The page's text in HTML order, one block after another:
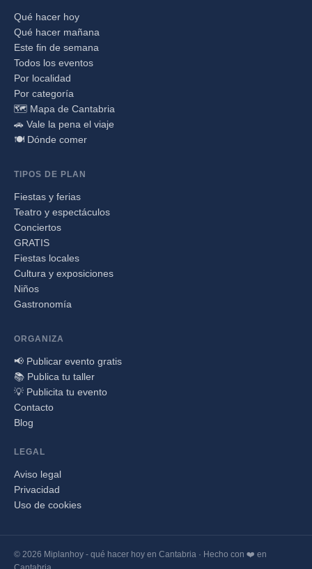
Qué hacer hoy
Qué hacer mañana
Este fin de semana
Todos los eventos
Por localidad
Por categoría
🗺️ Mapa de Cantabria
🚗 Vale la pena el viaje
🍽️ Dónde comer
TIPOS DE PLAN
Fiestas y ferias
Teatro y espectáculos
Conciertos
GRATIS
Fiestas locales
Cultura y exposiciones
Niños
Gastronomía
ORGANIZA
📢 Publicar evento gratis
📚 Publica tu taller
💡 Publicita tu evento
Contacto
Blog
LEGAL
Aviso legal
Privacidad
Uso de cookies
© 2026 Miplanhoy - qué hacer hoy en Cantabria · Hecho con ❤️ en